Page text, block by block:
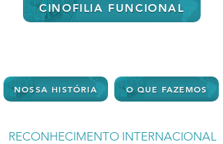
CINOFILIA FUNCIONAL
NOSSA HISTÓRIA O QUE FAZEMOS
RECONHECIMENTO INTERNACIONAL